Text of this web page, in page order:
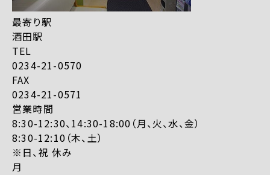
最寄り駅
酒田駅
TEL
0234-21-0570
FAX
0234-21-0571
営業時間
8:30-12:30、14:30-18:00（月、火、水、金）
8:30-12:10（木、土）
※日、祝 休み
月